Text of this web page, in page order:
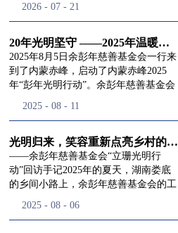
换届会议严格按照基金会章程规定流程
同回顾了基金会过往任期内在助学兴
教、医疗救助、公益事业普惠等多个领
域深耕耕耘的公益历程，充分肯定了第
三届理事会全体成员多年来接续付出的
民、济世利人"的慈善理念所做出的突
流程，完成了新一届治理层的选举任
命，全新的第四届理事会正式组建完
成：选举彭志兵、徐滨、彭新英、李
栋、李玲辉、郭启兴、梅鑫为余彭年慈
余彭年慈善基金会第四届理事会监事。
徐滨先生当选余彭年慈善基金会第四届
土地，赴一场延续了二十一年的光明之
残联唐婷婷理事长到场参与本次启动活
动，由衷肯定了基金会坚持二十一年深
耕光明帮扶的坚守，也向长久奔走推进
项目的我们表达了谢意。二十一年时光
市与县域，一趟趟奔赴偏远地区，只为
景，这份认可，也让我们更加笃定前行
的脚步。启动仪式落幕之后，我们没有
即刻返程，联合赤峰市残联的工作人
员、专业医护队伍走入乡间小路，随机
小路弯弯曲曲，两边是繁茂的林木，我
2026 - 07 - 21
20年光明坚守 ——2025年温暖启程“彭年光明行动”内蒙赤峰
2025年8月5日余彭年慈善基金会一行来
到了内蒙赤峰，启动了内蒙赤峰2025
年“彭年光明行动”。余彭年慈善基金会
欣以及余彭年慈善基金会志愿者姜颖妍
峰市残联理事长孙德欣对我们“彭年光
明行动”给予了高度的肯定，他表示“彭
年光明行动”不仅仅是帮助白内障患者
恢复光明，最重要的是减轻了患者家庭
事业的生动体现。随后余彭年慈善基金
2025 - 08 - 11
光明归来，笑容重新点亮乡村的角落
——余彭年慈善基金会“立珊光明行
动”回访手记2025年的夏天，湖南娄底
的乡间小路上，余彭年慈善基金会的工
着一份特别的牵挂，走进了一个个普通
2025 - 08 - 06